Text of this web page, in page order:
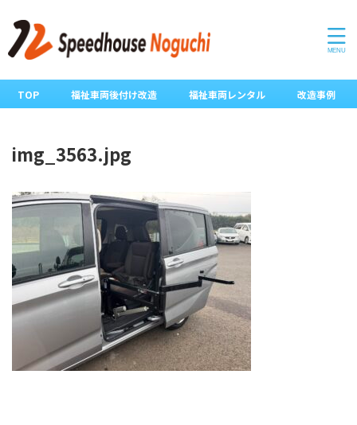
TOP 福祉車両後付け改造 福祉車両レンタル 改造事例
img_3563.jpg